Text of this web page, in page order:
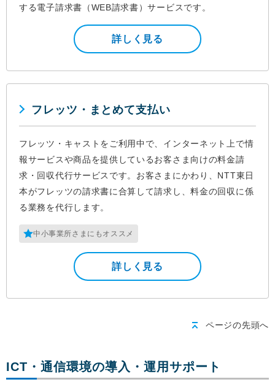
する電子請求書（WEB請求書）サービスです。
詳しく見る
フレッツ・まとめて支払い
フレッツ・キャストをご利用中で、インターネット上で情
報サービスや商品を提供しているお客さま向けの料金請
求・回収代行サービスです。お客さまにかわり、NTT東日
本がフレッツの請求書に合算して請求し、料金の回収に係
る業務を代行します。
中小事業所さまにもオススメ
詳しく見る
ページの先頭へ
ICT・通信環境の導入・運用サポート